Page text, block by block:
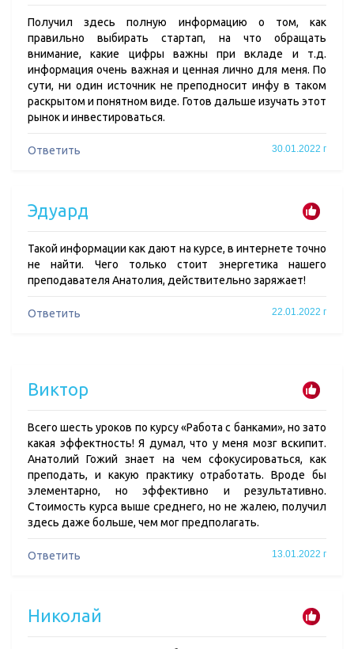
Получил здесь полную информацию о том, как
правильно выбирать стартап, на что обращать
внимание, какие цифры важны при вкладе и т.д.
информация очень важная и ценная лично для меня. По
сути, ни один источник не преподносит инфу в таком
раскрытом и понятном виде. Готов дальше изучать этот
рынок и инвестироваться.
Ответить 30.01.2022 г
Эдуард
Такой информации как дают на курсе, в интернете точно
не найти. Чего только стоит энергетика нашего
преподавателя Анатолия, действительно заряжает!
Ответить 22.01.2022 г
Виктор
Всего шесть уроков по курсу «Работа с банками», но зато
какая эффектность! Я думал, что у меня мозг вскипит.
Анатолий Гожий знает на чем сфокусироваться, как
преподать, и какую практику отработать. Вроде бы
элементарно, но эффективно и результативно.
Стоимость курса выше среднего, но не жалею, получил
здесь даже больше, чем мог предполагать.
Ответить 13.01.2022 г
Николай